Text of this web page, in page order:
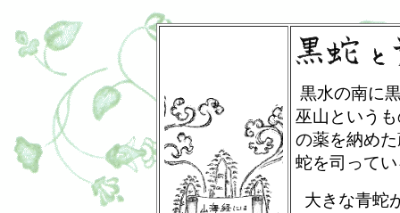
黒水の南に
巫山という
の薬を納め
蛇を司って
大きな青蛇